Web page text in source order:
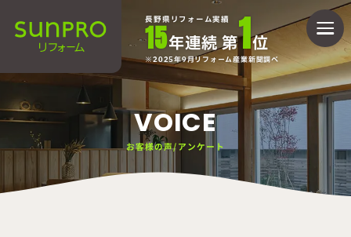
長野県リフォーム実績
15年連続 第1位
2025年9月リフォーム産業新聞調べ
VOICE
お客様の声/アンケート